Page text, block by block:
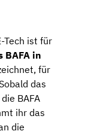
Tech ist für
BAFA in
für
das
BAFA
ihr das
die